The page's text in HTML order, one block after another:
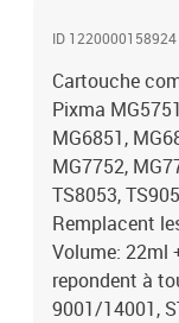
ID 1220000158924
Cartouche
Pixma
MG6851,
MG7752,
TS8053,
Remplacent
Volume: 22ml
repondent à
9001/14001,